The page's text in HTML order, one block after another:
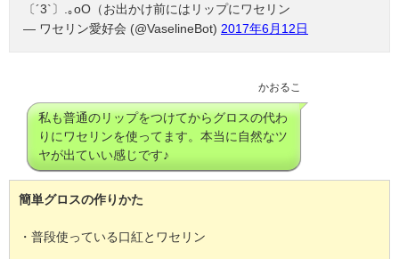
〔´3`〕.｡oO（お出かけ前にはリップにワセリン
— ワセリン愛好会 (@VaselineBot) 2017年6月12日
かおるこ
私も普通のリップをつけてからグロスの代わ
りにワセリンを使ってます。本当に自然なツ
ヤが出ていい感じです♪
簡単グロスの作りかた
・普段使っている口紅とワセリン